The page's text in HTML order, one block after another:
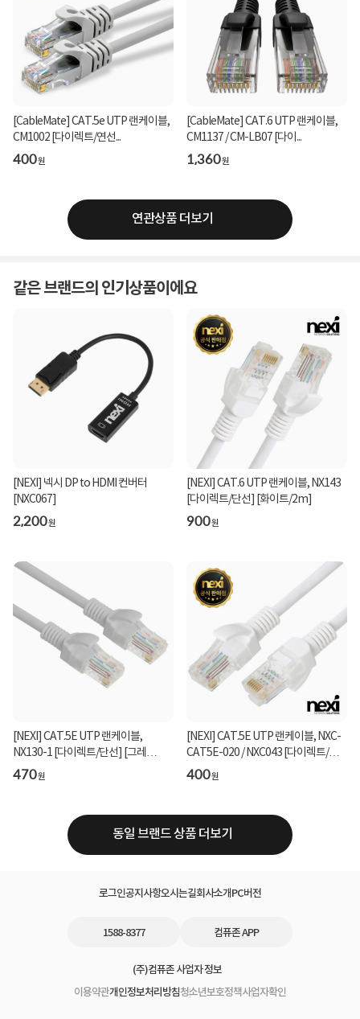
[CableMate] CAT.5e UTP 랜케이블,
CM1002 [다이렉트/연선...
400원
[CableMate] CAT.6 UTP 랜케이블,
CM1137 / CM-LB07 [다이...
1,360원
연관상품 더보기
같은 브랜드의 인기상품이에요
[NEXI] 넥시 DP to HDMI 컨버터
[NXC067]
2,200원
[NEXI] CAT.6 UTP 랜케이블, NX143
[다이렉트/단선] [화이트/2m]
900원
[NEXI] CAT.5E UTP 랜케이블,
NX130-1 [다이렉트/단선] [그레
이/1.5m]
470원
[NEXI] CAT.5E UTP 랜케이블, NXC-
CAT5E-020 / NXC043 [다이렉트/단
선] [화이트/2m]
400원
동일 브랜드 상품 더보기
로그인공지사항오시는길회사소개PC버전
1588-8377 컴퓨존 APP
(주)컴퓨존 사업자 정보
이용약관개인정보처리방침청소년보호정책사업자확인